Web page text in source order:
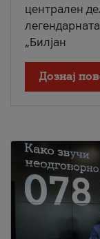
централен
„Билјан
Дознај